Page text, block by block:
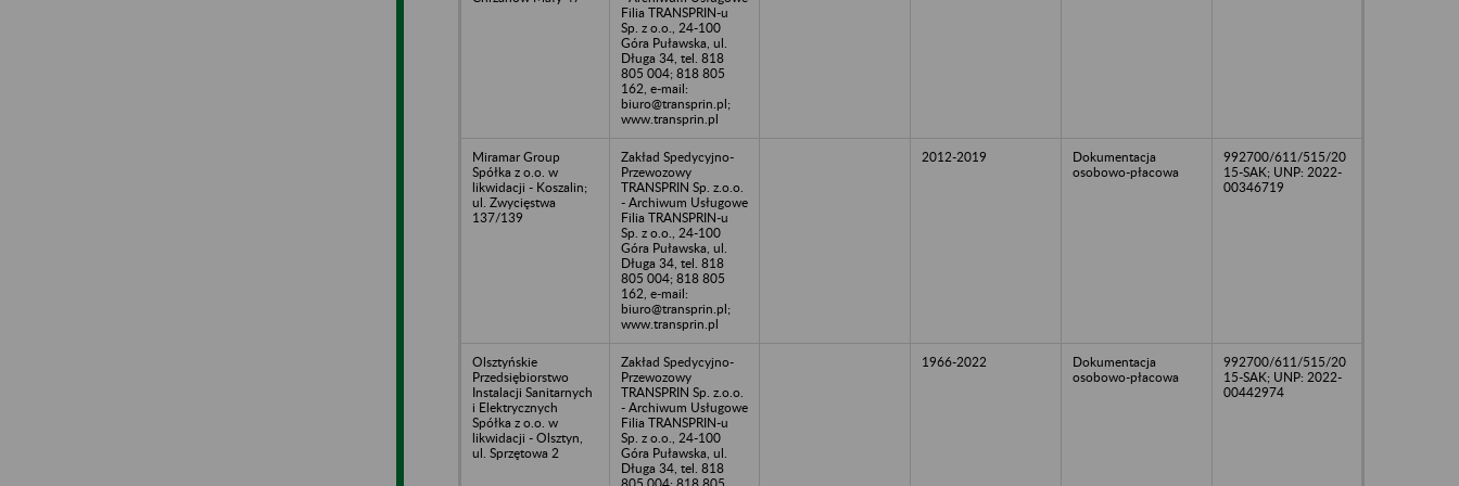
Filia TRANSPRIN-u
Sp. z o.o., 24-100
Góra Puławska, ul.
Długa 34, tel. 818
805 004; 818 805
162, e-mail:
biuro@transprin.pl;
www.transprin.pl
Miramar Group
Spółka z o.o. w
likwidacji - Koszalin;
ul. Zwycięstwa
137/139
Zakład Spedycyjno-
Przewozowy
TRANSPRIN Sp. z.o.o.
- Archiwum Usługowe
Filia TRANSPRIN-u
Sp. z o.o., 24-100
Góra Puławska, ul.
Długa 34, tel. 818
805 004; 818 805
162, e-mail:
biuro@transprin.pl;
www.transprin.pl
2012-2019
Dokumentacja
osobowo-płacowa
992700/611/515/20
15-SAK; UNP: 2022-
00346719
Olsztyńskie
Przedsiębiorstwo
Instalacji Sanitarnych
i Elektrycznych
Spółka z o.o. w
likwidacji - Olsztyn,
ul. Sprzętowa 2
Zakład Spedycyjno-
Przewozowy
TRANSPRIN Sp. z.o.o.
- Archiwum Usługowe
Filia TRANSPRIN-u
Sp. z o.o., 24-100
Góra Puławska, ul.
Długa 34, tel. 818
1966-2022
Dokumentacja
osobowo-płacowa
992700/611/515/20
15-SAK; UNP: 2022-
00442974